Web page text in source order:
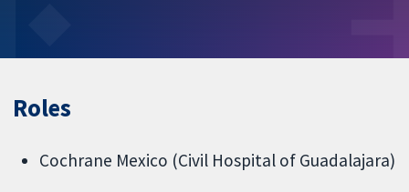
Roles
Cochrane Mexico (Civil Hospital of Guadalajara)